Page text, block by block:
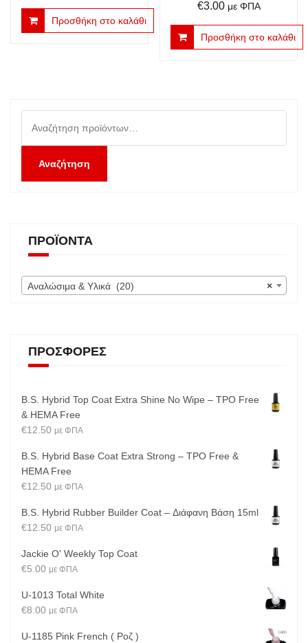
Προσθήκη στο καλάθι
€3.00 με ΦΠΑ
Προσθήκη στο καλάθι
για:
Αναζήτηση
ΠΡΟΪΌΝΤΑ
×
Αναλώσιμα & Υλικά (20)
ΠΡΟΣΦΟΡΈΣ
B.S. Hybrid Top Coat Extra Shine No Wipe – TPO Free
& HEMA Free
€12.50 με ΦΠΑ
B.S. Hybrid Base Coat Extra Strong – TPO Free &
HEMA Free
€12.50 με ΦΠΑ
B.S. Hybrid Rubber Builder Coat – Διάφανη Βάση 15ml
€12.50 με ΦΠΑ
Jackie O' Weekly Top Coat
€5.00 με ΦΠΑ
U-1013 Total White
€8.00 με ΦΠΑ
U-1185 Pink French ( Ροζ )